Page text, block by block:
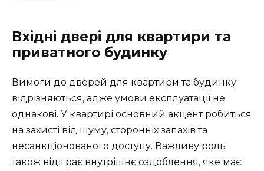
Вхідні двері для квартири та
приватного будинку
Вимоги до дверей для квартири та будинку
відрізняються, адже умови експлуатації не
однакові. У квартирі основний акцент робиться
на захисті від шуму, сторонніх запахів та
несанкціонованого доступу. Важливу роль
також відіграє внутрішнє оздоблення, яке має